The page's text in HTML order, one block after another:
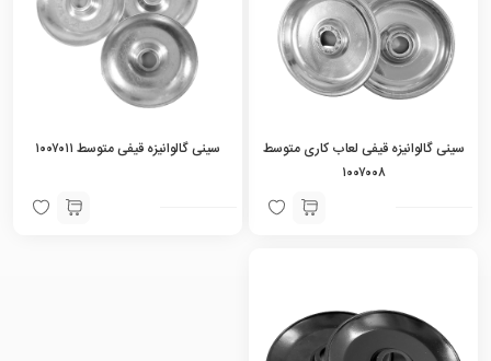
سینی گالوانیزه قیفی لعاب کاری متوسط
۱۰۰۷۰۰۸
سینی گالوانیزه قیفی متوسط ۱۰۰۷۰۱۱